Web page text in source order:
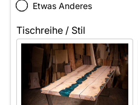
Etwas Anderes
Tischreihe / Stil